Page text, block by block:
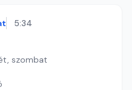
5:34
szombat